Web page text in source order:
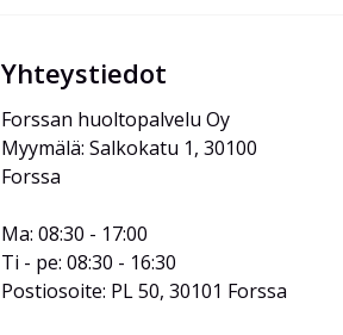
Yhteystiedot
Forssan huoltopalvelu Oy
Myymälä: Salkokatu 1, 30100
Forssa
Ma: 08:30 - 17:00
Ti - pe: 08:30 - 16:30
Postiosoite: PL 50, 30101 Forssa